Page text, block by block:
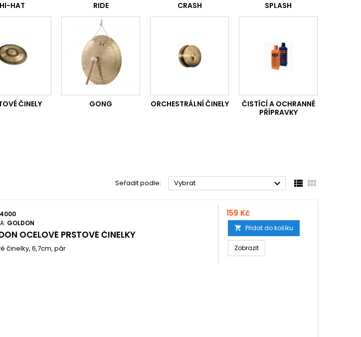
HI-HAT RIDE CRASH SPLASH
ČINELY GONG ORCHESTRÁLNÍ ČINELY
ČISTÍCÍ A OCHRANNÉ
PŘÍPRAVKY
Seřadit podle: Vybrat   
GOLDON
OCELOVÉ PRSTOVÉ ČINELKY
činelky, 6,7cm, pár
159 Kč
 Přidat do košíku
Zobrazit